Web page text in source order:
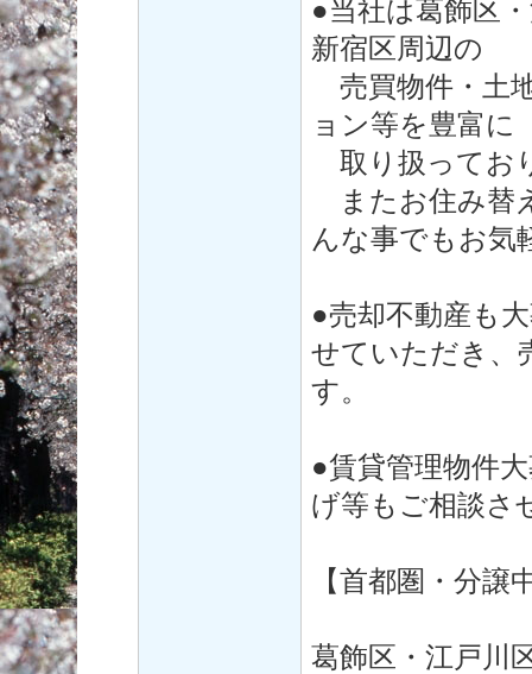
●当社は葛飾区
新宿区周辺の
売買物件・土
ョン等を豊富に
取り扱ってお
またお住み替
んな事でもお
●売却不動産も
せていただき、
す。
●賃貸管理物件
げ等もご相談さ
【首都圏・分
葛飾区・江戸川